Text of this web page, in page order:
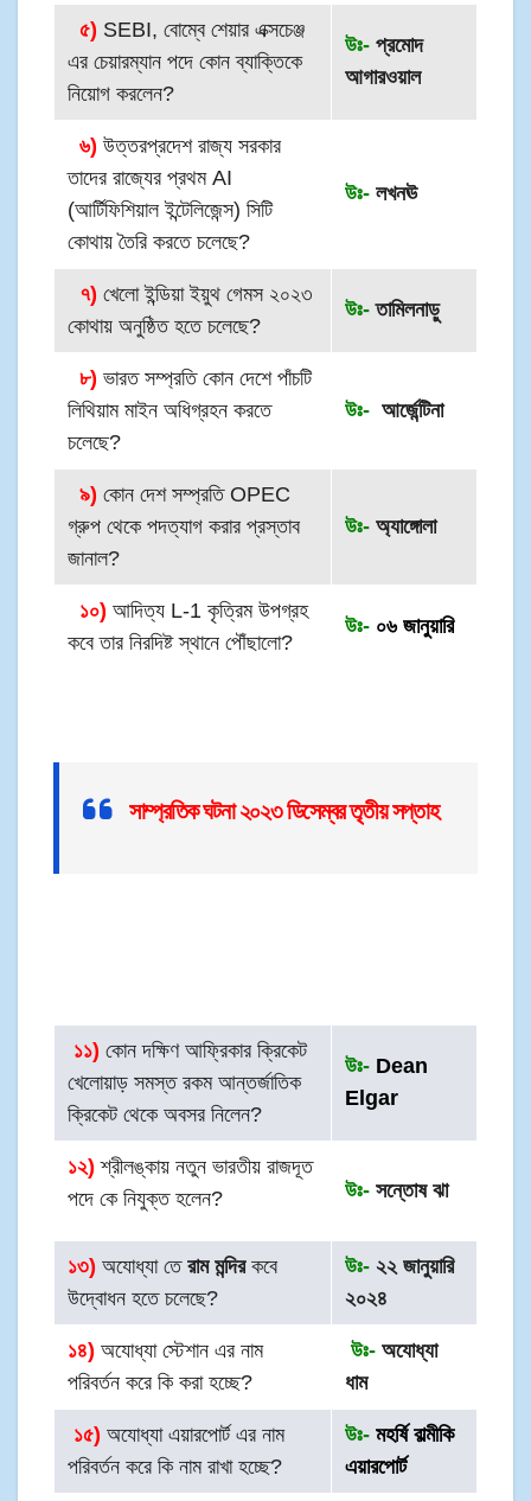
৫) SEBI, বোম্বে শেয়ার এক্সচেঞ্জ
এর চেয়ারম্যান পদে কোন ব্যাক্তিকে
নিয়োগ করলেন?
উঃ- প্রমোদ
আগারওয়াল
৬) উত্তরপ্রদেশ রাজ্য সরকার
তাদের রাজ্যের প্রথম AI
(আর্টিফিশিয়াল ইন্টেলিজেন্স) সিটি
কোথায় তৈরি করতে চলেছে?
উঃ- লখনঊ
৭) খেলো ইন্ডিয়া ইয়ুথ গেমস ২০২৩
কোথায় অনুষ্ঠিত হতে চলেছে?
উঃ- তামিলনাড়ু
৮) ভারত সম্প্রতি কোন দেশে পাঁচটি
লিথিয়াম মাইন অধিগ্রহন করতে
চলেছে?
উঃ- আর্জেন্টিনা
৯) কোন দেশ সম্প্রতি OPEC
গ্রুপ থেকে পদত্যাগ করার প্রস্তাব
জানাল?
উঃ- অ্যাঙ্গোলা
১০) আদিত্য L-1 কৃত্রিম উপগ্রহ
কবে তার নিরদিষ্ট স্থানে পৌঁছালো?
উঃ- ০৬ জানুয়ারি
সাম্প্রতিক ঘটনা ২০২৩ ডিসেম্বর তৃতীয় সপ্তাহ
১১) কোন দক্ষিণ আফ্রিকার ক্রিকেট
খেলোয়াড় সমস্ত রকম আন্তর্জাতিক
ক্রিকেট থেকে অবসর নিলেন?
উঃ- Dean
Elgar
১২) শ্রীলঙ্কায় নতুন ভারতীয় রাজদূত
পদে কে নিযুক্ত হলেন?
উঃ- সন্তোষ ঝা
১৩) অযোধ্যা তেরাম মন্দিরকবে
উদ্বোধন হতে চলেছে?
উঃ- ২২ জানুয়ারি
২০২৪
১৪) অযোধ্যা স্টেশান এর নাম
পরিবর্তন করে কি করা হচ্ছে?
উঃ- অযোধ্যা
ধাম
১৫) অযোধ্যা এয়ারপোর্ট এর নাম
পরিবর্তন করে কি নাম রাখা হচ্ছে?
উঃ- মহর্ষি বাল্মীকি
এয়ারপোর্ট